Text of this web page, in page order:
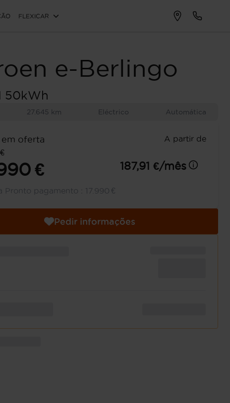
FLEXICAR
e-Berlingo
50kWh
27.645 km Eléctrico Automática
em oferta
A partir de
€ 187,91 €/mês
Pronto pagamento : 17.990 €
Pedir informações